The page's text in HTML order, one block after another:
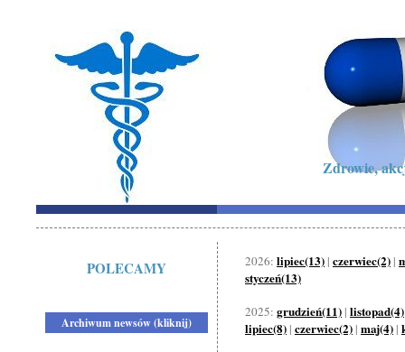
Zdrowie,
POLECAMY
Archiwum newsów (kliknij)
2026: lipiec(13) | czerwiec(2) |
styczeń(13)
2025: grudzień(11) | listopad(4)
lipiec(8) | czerwiec(2) | maj(4) |